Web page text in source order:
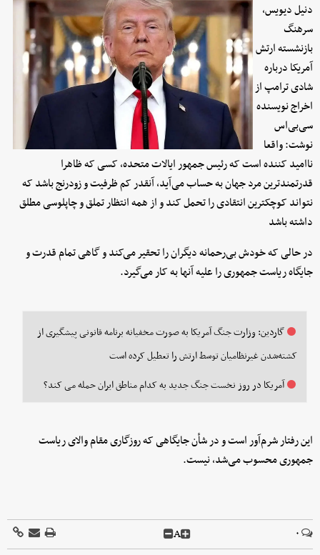
دنیل دیویس،
سرهنگ
بازنشسته ارتش
آمریکا درباره
شادی ترامپ از
اخراج نویسنده
سی‌بی‌اس
نوشت: واقعا
ناامید کننده است که رئیس ‌جمهور ایالات متحده، کسی که ظاهرا
قدرتمندترین مرد جهان به حساب می‌آید، آنقدر کم ‌ظرفیت و زودرنج باشد که
نتواند کوچکترین انتقادی را تحمل کند و از همه انتظار تملق و چاپلوسی مطلق
داشته باشد
در حالی که خودش بی‌رحمانه دیگران را تحقیر می‌کند و گاهی تمام قدرت و
جایگاه ریاست ‌جمهوری را علیه آنها به کار می‌گیرد.
گاردین: وزارت جنگ آمریکا به صورت مخفیانه برنامه قانونی پیشگیری از
کشته‌شدن غیرنظامیان توسط ارتش را تعطیل کرده است
آمریکا در روز نخست جنگ جدید به کدام مناطق ایران حمله می کند؟
این رفتار شرم‌آور است و در شأن جایگاهی که روزگاری مقام والای ریاست
‌جمهوری محسوب می‌شد، نیست.
۰ A